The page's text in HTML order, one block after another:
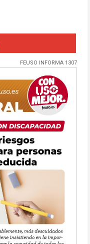
FEUSO INFORMA 1307